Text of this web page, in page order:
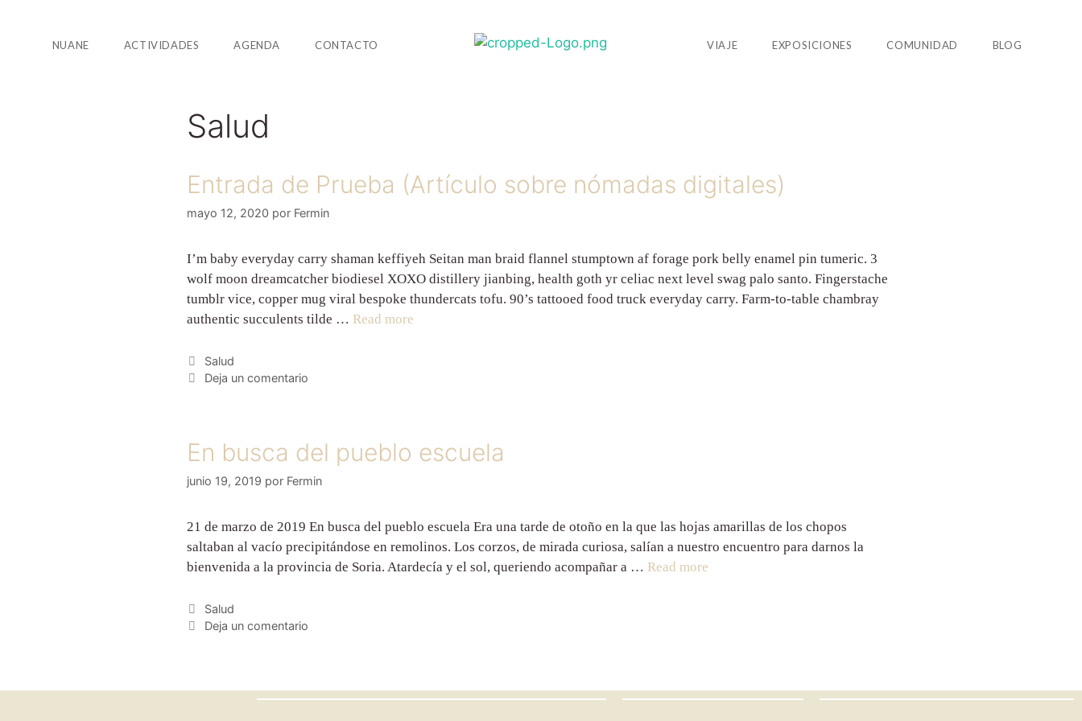
NUANE ACTIVIDADES AGENDA CONTACTO VIAJE EXPOSICIONES COMUNIDAD BLOG
Salud
Entrada de Prueba (Artículo sobre nómadas digitales)
mayo 12, 2020 por Fermin
I’m baby everyday carry shaman keffiyeh Seitan man braid flannel stumptown af forage pork belly enamel pin tumeric. 3
wolf moon dreamcatcher biodiesel XOXO distillery jianbing, health goth yr celiac next level swag palo santo. Fingerstache
tumblr vice, copper mug viral bespoke thundercats tofu. 90’s tattooed food truck everyday carry. Farm-to-table chambray
authentic succulents tilde … Read more
Salud
Deja un comentario
En busca del pueblo escuela
junio 19, 2019 por Fermin
21 de marzo de 2019 En busca del pueblo escuela Era una tarde de otoño en la que las hojas amarillas de los chopos
saltaban al vacío precipitándose en remolinos. Los corzos, de mirada curiosa, salían a nuestro encuentro para darnos la
bienvenida a la provincia de Soria. Atardecía y el sol, queriendo acompañar a … Read more
Salud
Deja un comentario